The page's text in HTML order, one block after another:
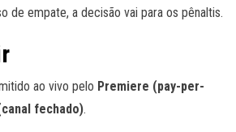
de empate, a decisão vai para os pênaltis.
ao vivo pelo Premiere (pay-per-
fechado).